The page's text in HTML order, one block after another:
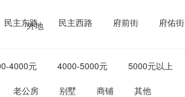
民主东路 民主西路 府前街 府佑街
外地
4000元 4000-5000元 5000元以上
老公房 别墅 商铺 其他